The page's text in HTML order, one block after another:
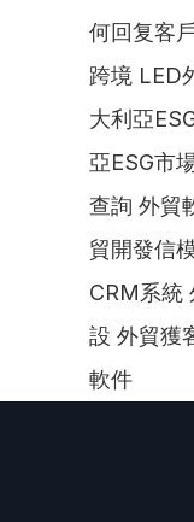
何回复客
跨境 LED
大利亞
亞ESG市
查詢 外貿
貿開發信
CRM系統
設 外貿獲
軟件